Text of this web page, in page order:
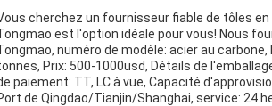
cherchez un fournisseur fiable de tôles en
est l'option idéale pour vous! Nous
numéro de modèle: acier au
Prix: 500-1000usd, Détails de
paiement: TT, LC à vue, Capacité
de Qingdao/Tianjin/Shanghai, service: 24